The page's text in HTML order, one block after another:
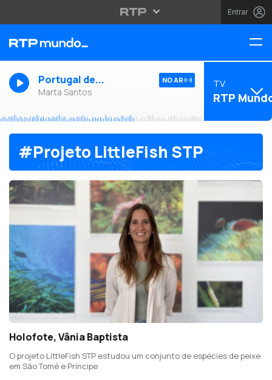
Entrar
Portugal de...
Marta Santos
NO AR TV
RTP
#Projeto LittleFish STP
Holofote, Vânia Baptista
O projeto LittleFish STP estudou um conjunto de espécies de peixe
em São Tomé e Príncipe